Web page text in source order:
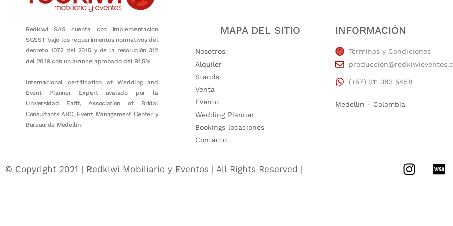
Redkiwi SAS cuenta con implementación
SGSST bajo los requerimientos normativos del
decreto 1072 del 2015 y de la resolución 312
del 2019 con un avance aprobado del 91,5%
Internacional certification at Wedding and
Event Planner Expert avalado por la
Universidad Eafit, Association of Bridal
Consultants ABC, Event Management Center y
Bureau de Medellín.
MAPA DEL SITIO
Nosotros
Alquiler
Stands
Venta
Evento
Wedding Planner
Bookings locaciones
Contacto
INFORMACIÓN
Términos y Condiciones
(+57) 311 383 5458
Medellin - Colombia
© Copyright 2021 | Redkiwi Mobiliario y Eventos | All Rights Reserved |